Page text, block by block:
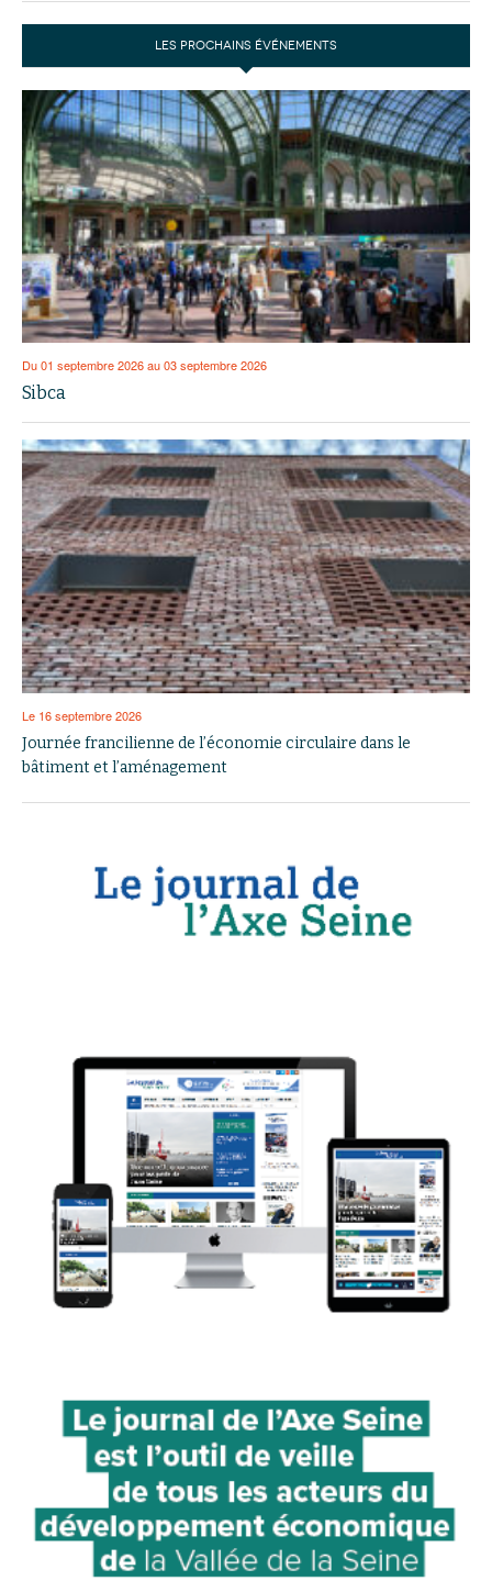
LES PROCHAINS ÉVÉNEMENTS
Du 01 septembre 2026 au 03 septembre 2026
Sibca
Le 16 septembre 2026
Journée francilienne de l’économie circulaire dans le
bâtiment et l’aménagement